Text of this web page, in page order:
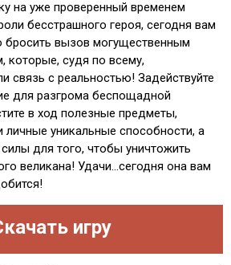
на уже проверенный временем
бесстрашного героя, сегодня вам
бросить вызов могущественным
которые, судя по всему,
связь с реальностью! Задействуйте
для разгрома беспощадной
в ход полезные предметы,
уникальные способности, а
для того, чтобы уничтожить
великана! Удачи...сегодня она вам
игру